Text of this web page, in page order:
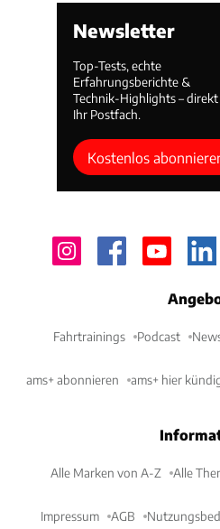
Newsletter
Top-Tests, echte
Erfahrungsberichte &
Technik-Highlights – direkt
Ihr Postfach.
Kostenlos
Fahrtrainings Podcast
ams+ abonnieren ams+ hier
Alle Marken von A-Z Alle
Impressum AGB